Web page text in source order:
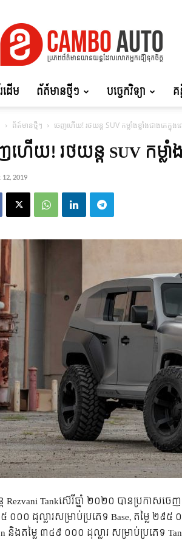
Auto
ដើម ព័ត៍មានថ្មីៗ បច្ចេកវិទ្យា
ព័ត៍មានថ្មីៗ ចេញហើយ! រថយន្ត​ SUV កម្លាំងខ្លាំងជាងគេក្នុ
ហើយ! រថយន្ត​ SUV កម្លាំ
12, 2019
Rezvani Tankស៊េរី​ឆ្នាំ ២០២០ បាន​ប្រកាស​ចេញ​
០០០ ដុល្លារ​សម្រាប់​ប្រភេទ Base, តម្លៃ ២៩៥
និង​តម្លៃ ៣៤៩ ០០០ ដុល្លារ សម្រាប់​ប្រភេទ​